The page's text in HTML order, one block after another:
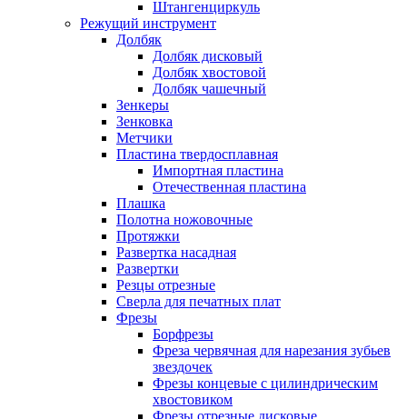
Штангенциркуль
Режущий инструмент
Долбяк
Долбяк дисковый
Долбяк хвостовой
Долбяк чашечный
Зенкеры
Зенковка
Метчики
Пластина твердосплавная
Импортная пластина
Отечественная пластина
Плашка
Полотна ножовочные
Протяжки
Развертка насадная
Развертки
Резцы отрезные
Сверла для печатных плат
Фрезы
Борфрезы
Фреза червячная для нарезания зубьев
звездочек
Фрезы концевые с цилиндрическим
хвостовиком
Фрезы отрезные дисковые